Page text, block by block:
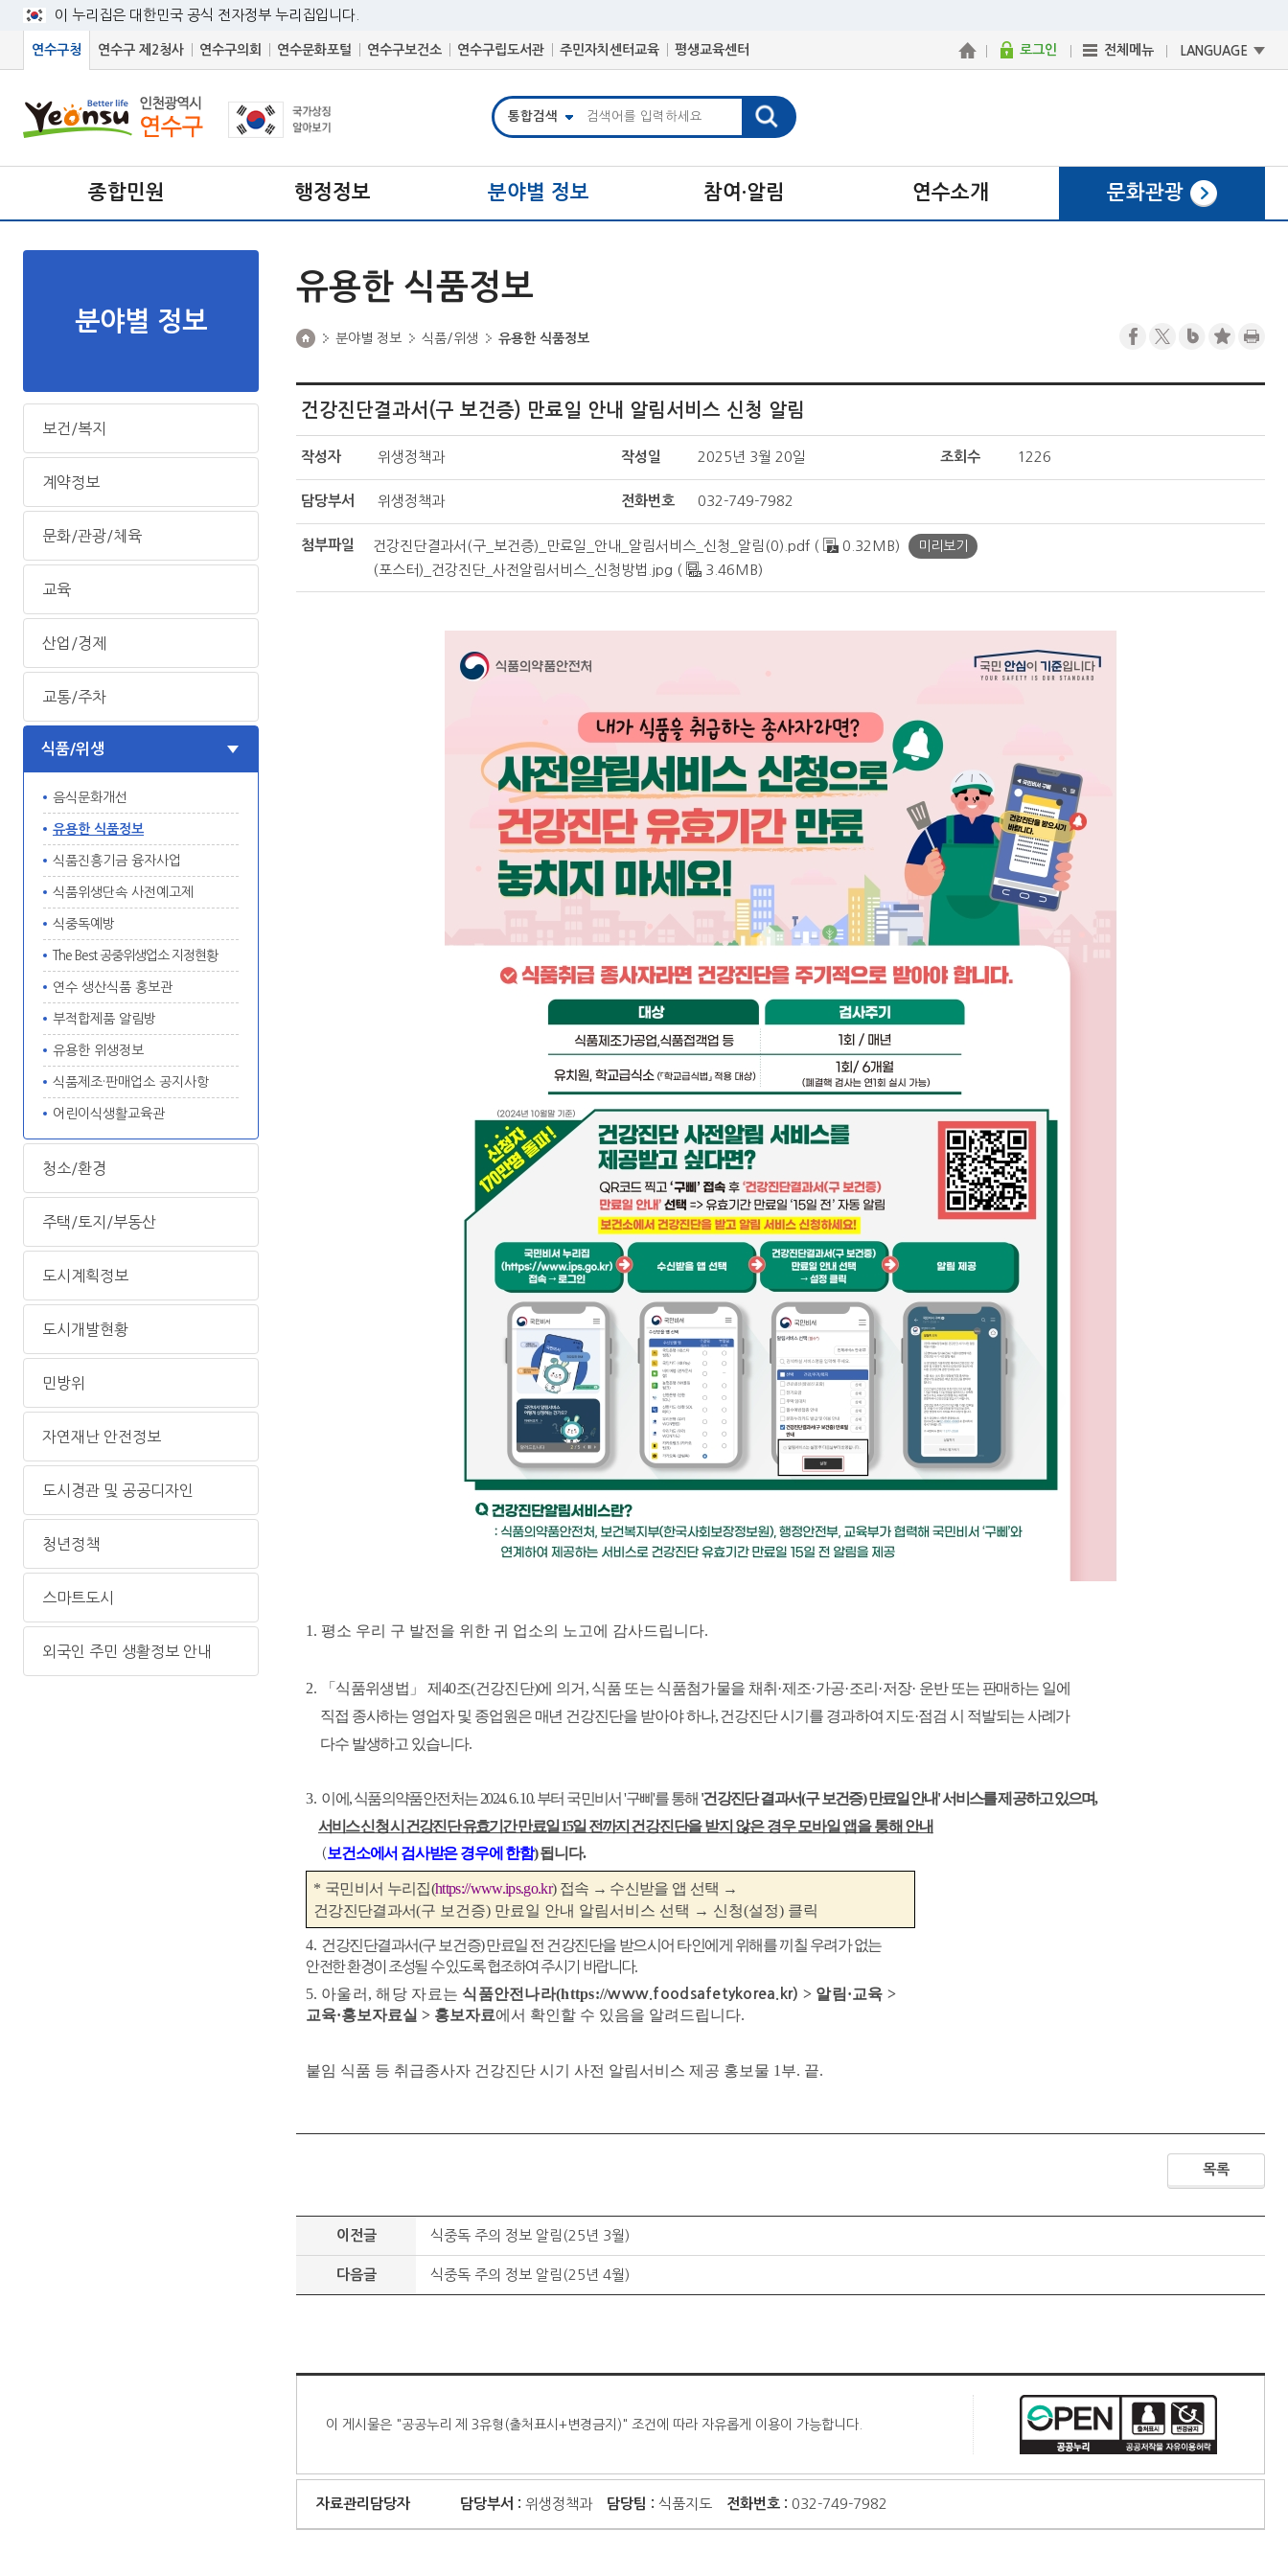
이 누리집은 대한민국 공식 전자정부 누리집입니다.
연수구청 연수구 제2청사 연수구의회 연수문화포털 연수구보건소 연수구립도서관 주민자치센터교육 평생교육센터 로그인 전체메뉴 LANGUAGE
종합민원 행정정보 분야별 정보 참여·알림 연수소개 문화관광
분야별 정보
보건/복지
계약정보
문화/관광/체육
교육
산업/경제
교통/주차
식품/위생
음식문화개선
유용한 식품정보
식품진흥기금 융자사업
식품위생단속 사전예고제
식중독예방
The Best 공중위생업소 지정현황
연수 생산식품 홍보관
부적합제품 알림방
유용한 위생정보
식품제조·판매업소 공지사항
어린이식생활교육관
청소/환경
주택/토지/부동산
도시계획정보
도시개발현황
민방위
자연재난 안전정보
도시경관 및 공공디자인
청년정책
스마트도시
외국인 주민 생활정보 안내
유용한 식품정보
분야별 정보 식품/위생 유용한 식품정보
건강진단결과서(구 보건증) 만료일 안내 알림서비스 신청 알림
작성자 위생정책과 작성일 2025년 3월 20일 조회수 1226
담당부서 위생정책과 전화번호 032-749-7982
첨부파일 건강진단결과서(구_보건증)_만료일_안내_알림서비스_신청_알림(0).pdf ( 0.32MB) 미리보기
(포스터)_건강진단_사전알림서비스_신청방법.jpg ( 3.46MB)
1. 평소 우리 구 발전을 위한 귀 업소의 노고에 감사드립니다.
2. 「 식품위생법 」 제40조(건강진단)에 의거 , 식품 또는 식품첨가물을 채취 ·제조·가공·조리 ·저장· 운반 또는 판매하는 일에
직접 종사하는 영업자 및 종업원은 매년 건강진단을 받아야 하나,건강진단 시기를 경과하여 지도·점검 시 적발되는 사례가
다수 발생하고 있습니다.
3. 이에 ,식품의약품안전처는2024. 6. 10.부터 국민비서'구삐'를 통해 '건강진단 결과서(구 보건증)만료일 안내'서비스를 제공하고 있으며,
서비스 신청 시 건강진단 유효기간 만료일 15일 전까지 건강진단을 받지 않은 경우 모바일 앱을 통해 안내
(보건소에서 검사받은 경우에 한함)됩니다.
* 국민비서 누리집(https://www.ips.go.kr) 접속 → 수신받을 앱 선택 →
건강진단결과서(구 보건증) 만료일 안내 알림서비스 선택 → 신청(설정) 클릭
4. 건강진단결과서(구 보건증)만료일 전 건강진단을 받으시어 타인에게 위해를 끼칠 우려가 없는
안전한 환경이 조성될 수 있도록 협조하여 주시기 바랍니다.
5. 아울러 ,해당 자료는 식품안전나라(https://www.foodsafetykorea.kr) > 알림 ·교육 >
교육·홍보자료실> 홍보자료에서 확인할 수 있음을 알려드립니다.
붙임 식품 등 취급종사자 건강진단 시기 사전 알림서비스 제공 홍보물 1 부. 끝.
목록
이전글 식중독 주의 정보 알림(25년 3월)
다음글 식중독 주의 정보 알림(25년 4월)
이 게시물은 "공공누리 제 3유형(출처표시+변경금지)" 조건에 따라 자유롭게 이용이 가능합니다.
자료관리담당자 담당부서 : 위생정책과 담당팀 : 식품지도 전화번호 : 032-749-7982